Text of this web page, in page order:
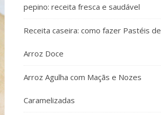
pepino: receita fresca e saudável
Receita caseira: como fazer Pastéis de
Arroz Doce
Arroz Agulha com Maçãs e Nozes
Caramelizadas